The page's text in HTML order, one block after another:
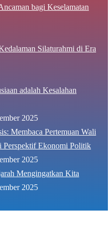
bagi Keselamatan
Silaturahmi di Era
adalah Kesalahan
2025
Membaca Pertemuan Wali
Perspektif Ekonomi Politik
2025
Mengingatkan Kita
2025